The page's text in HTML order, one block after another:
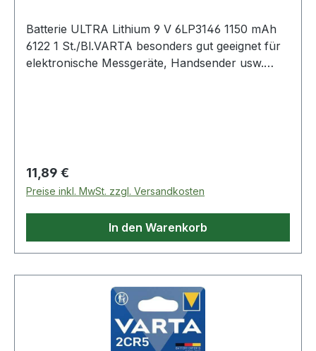
Batterie ULTRA Lithium 9 V 6LP3146 1150 mAh
6122 1 St./Bl.VARTA besonders gut geeignet für
elektronische Messgeräte, Handsender usw.
dem Batteriegesetz (BattG) verpflichtet, Sie auf
Folgendes hinzuweisen: Das Symbol des
durchgestrichen
Regulärer Preis:
11,89 €
Preise inkl. MwSt. zzgl. Versandkosten
In den Warenkorb